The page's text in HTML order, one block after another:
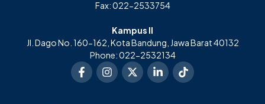
Fax: 022-2533754
Kampus II
Jl. Dago No. 160-162, Kota Bandung, Jawa Barat 40132
Phone: 022-2532134